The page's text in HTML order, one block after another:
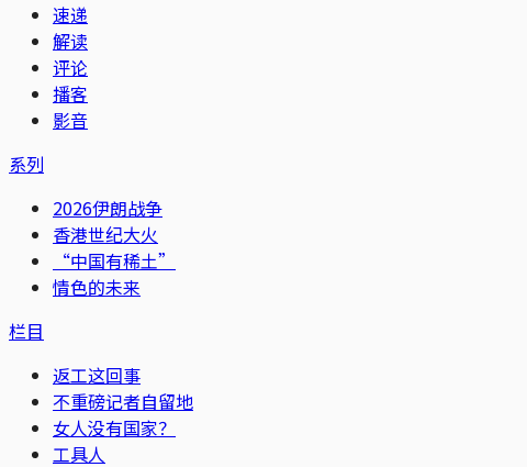
速递
解读
评论
播客
影音
系列
2026伊朗战争
香港世纪大火
“中国有稀土”
情色的未来
栏目
返工这回事
不重磅记者自留地
女人没有国家？
工具人